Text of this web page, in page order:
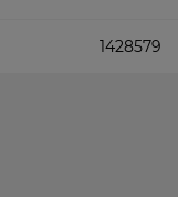
1428579